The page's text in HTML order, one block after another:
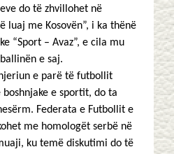
do të zhvillohet në
luaj me Kosovën”, i ka thënë
“Sport – Avaz”, e cila mu
e saj.
e parë të futbollit
e sportit, do ta
Federata e Futbollit e
me homologët serbë në
ku temë diskutimi do të